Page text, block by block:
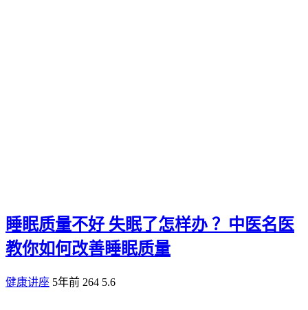
睡眠质量不好 失眠了怎样办 ？中医名医
教你如何改善睡眠质量
健康讲座 5年前 264 5.6